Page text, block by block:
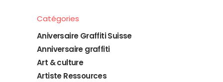
Catégories
Aniversaire Graffiti Suisse
Anniversaire graffiti
Art & culture
Artiste Ressources